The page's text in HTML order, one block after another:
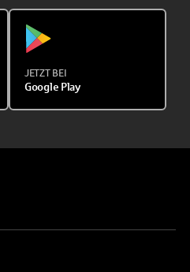
JETZT BEI
Google Play